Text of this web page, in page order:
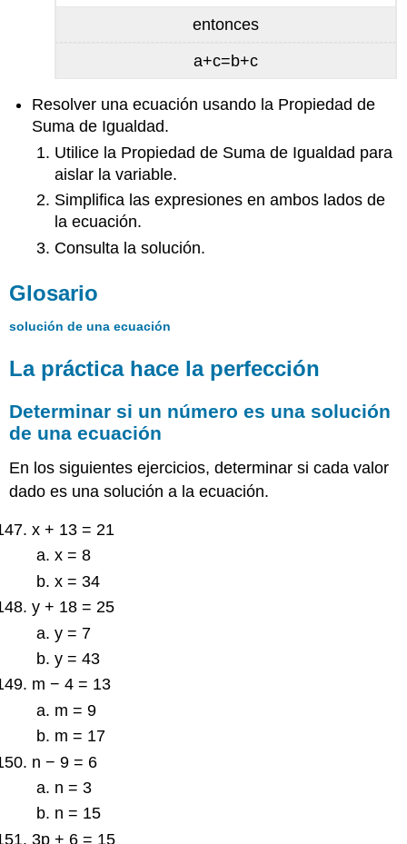
entonces
a+c=b+c
Resolver una ecuación usando la Propiedad de
Suma de Igualdad.
Utilice la Propiedad de Suma de Igualdad para
aislar la variable.
Simplifica las expresiones en ambos lados de
la ecuación.
Consulta la solución.
Glosario
solución de una ecuación
La práctica hace la perfección
Determinar si un número es una solución
de una ecuación
En los siguientes ejercicios, determinar si cada valor
dado es una solución a la ecuación.
x + 13 = 21
x = 8
x = 34
y + 18 = 25
y = 7
y = 43
m − 4 = 13
m = 9
m = 17
n − 9 = 6
n = 3
n = 15
3p + 6 = 15